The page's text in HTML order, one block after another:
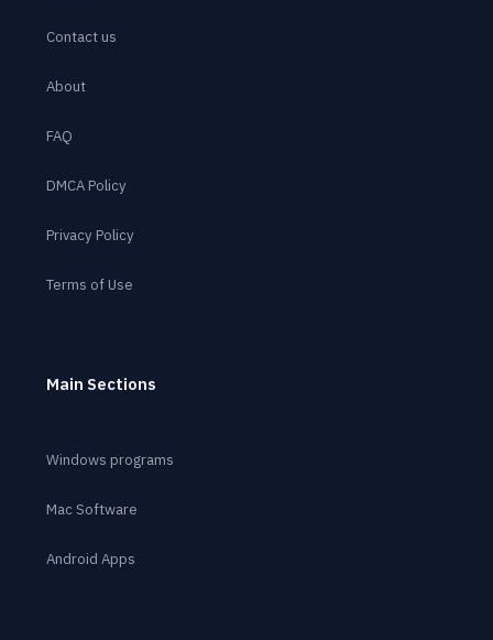
Contact us
About
FAQ
DMCA Policy
Privacy Policy
Terms of Use
Main Sections
Windows programs
Mac Software
Android Apps